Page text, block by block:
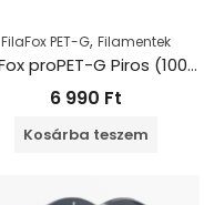
FilaFox PET-G, Filamentek
FilaFox proPET-G Piros (1000g / 1,75mm)
6 990 Ft
Kosárba teszem